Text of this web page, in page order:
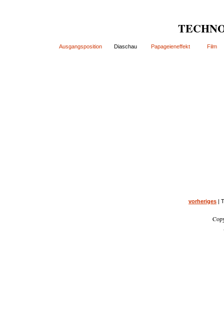
Ausgangsposition Diaschau Papageieneffekt Film
vorheriges |